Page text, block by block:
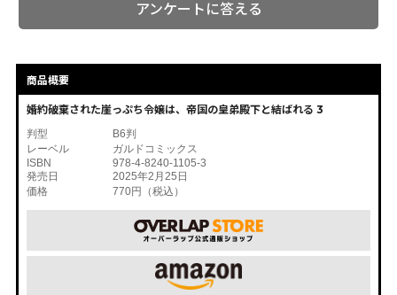
アンケートに答える
商品概要
婚約破棄された崖っぷち令嬢は、帝国の皇弟殿下と結ばれる 3
判型
B6判
レーベル
ガルドコミックス
ISBN
978-4-8240-1105-3
発売日
2025年2月25日
価格
770円（税込）